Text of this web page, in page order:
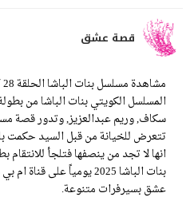
قصة عشق
المسلسل الكويتي بنات الباشا من
سكاف, وريم عبدالعزيز, وتدور قصة
تتعرض للخيانة من قبل السيد حكمت
انها لا تجد من ينصفها فتلجأ
عشق بسيرفرات متنوعة.